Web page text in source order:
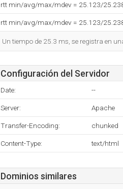
rtt min/avg/max/mdev = 25.123/
rtt min/avg/max/mdev = 25.123/
Un tiempo de 25.3 ms, se registra en
Configuración del Servidor
Date: --
Server: Apache
Transfer-Encoding: chunked
Content-Type: text/html
Dominios similares